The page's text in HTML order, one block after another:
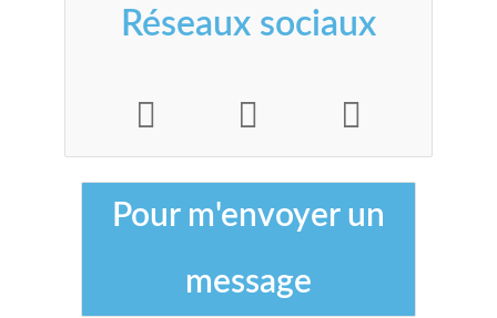
Réseaux sociaux
Pour m'envoyer un
message